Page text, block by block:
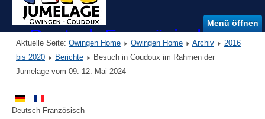
Deutsch Französischer
DFVO e.V.
Menü öffnen
Aktuelle Seite: Owingen Home Owingen Home Archiv
2016
bis 2020
Berichte
Besuch in Coudoux im Rahmen der
Jumelage vom 09.-12. Mai 2024
Deutsch Französisch